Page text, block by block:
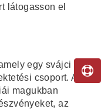
látogasson el
egy svájci
csoport. Az
magukban
az